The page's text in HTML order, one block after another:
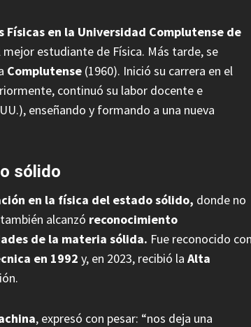
Físicas en la Universidad Complutense de
estudiante de Física. Más tarde, se
Complutense (1960). Inició su carrera en el
continuó su labor docente e
enseñando y formando a una nueva
sólido
en la física del estado sólido, donde no
alcanzó reconocimiento
de la materia sólida. Fue reconocido con
en 1992 y, en 2023, recibió la Alta
, expresó con pesar: “nos deja una